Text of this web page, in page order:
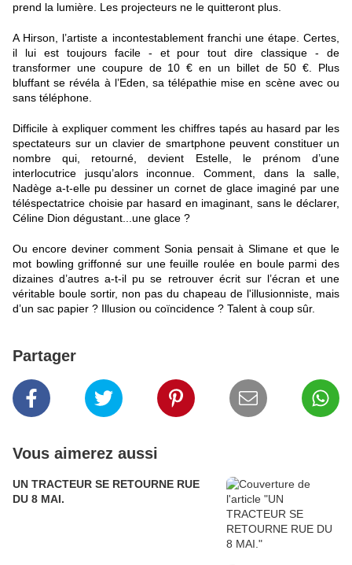
prend la lumière. Les projecteurs ne le quitteront plus.
A Hirson, l’artiste a incontestablement franchi une étape. Certes,
il lui est toujours facile - et pour tout dire classique - de
transformer une coupure de 10 € en un billet de 50 €. Plus
bluffant se révéla à l’Eden, sa télépathie mise en scène avec ou
sans téléphone.
Difficile à expliquer comment les chiffres tapés au hasard par les
spectateurs sur un clavier de smartphone peuvent constituer un
nombre qui, retourné, devient Estelle, le prénom d’une
interlocutrice jusqu’alors inconnue. Comment, dans la salle,
Nadège a-t-elle pu dessiner un cornet de glace imaginé par une
téléspectatrice choisie par hasard en imaginant, sans le déclarer,
Céline Dion dégustant...une glace ?
Ou encore deviner comment Sonia pensait à Slimane et que le
mot bowling griffonné sur une feuille roulée en boule parmi des
dizaines d’autres a-t-il pu se retrouver écrit sur l’écran et une
véritable boule sortir, non pas du chapeau de l'illusionniste, mais
d’un sac papier ? Illusion ou coïncidence ? Talent à coup sûr.
Partager
Vous aimerez aussi
UN TRACTEUR SE RETOURNE RUE
DU 8 MAI.